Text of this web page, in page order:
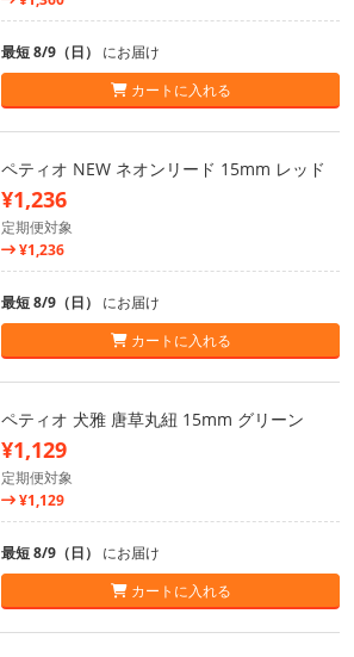
最短 8/9（日） にお届け
カートに入れる
ペティオ NEW ネオンリード 15mm レッド
¥1,236
定期便対象
¥1,236
最短 8/9（日） にお届け
カートに入れる
ペティオ 犬雅 唐草丸紐 15mm グリーン
¥1,129
定期便対象
¥1,129
最短 8/9（日） にお届け
カートに入れる